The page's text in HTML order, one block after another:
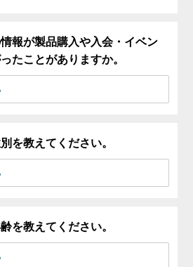
報が製品購入や入会・イベン
たことがありますか。
を教えてください。
を教えてください。